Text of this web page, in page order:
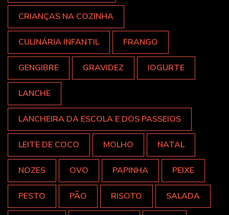
CRIANÇAS NA COZINHA
CULINÁRIA INFANTIL FRANGO
GENGIBRE GRAVIDEZ IOGURTE
LANCHE
LANCHEIRA DA ESCOLA E DOS PASSEIOS
LEITE DE COCO MOLHO NATAL
NOZES OVO PAPINHA PEIXE
PESTO PÃO RISOTO SALADA